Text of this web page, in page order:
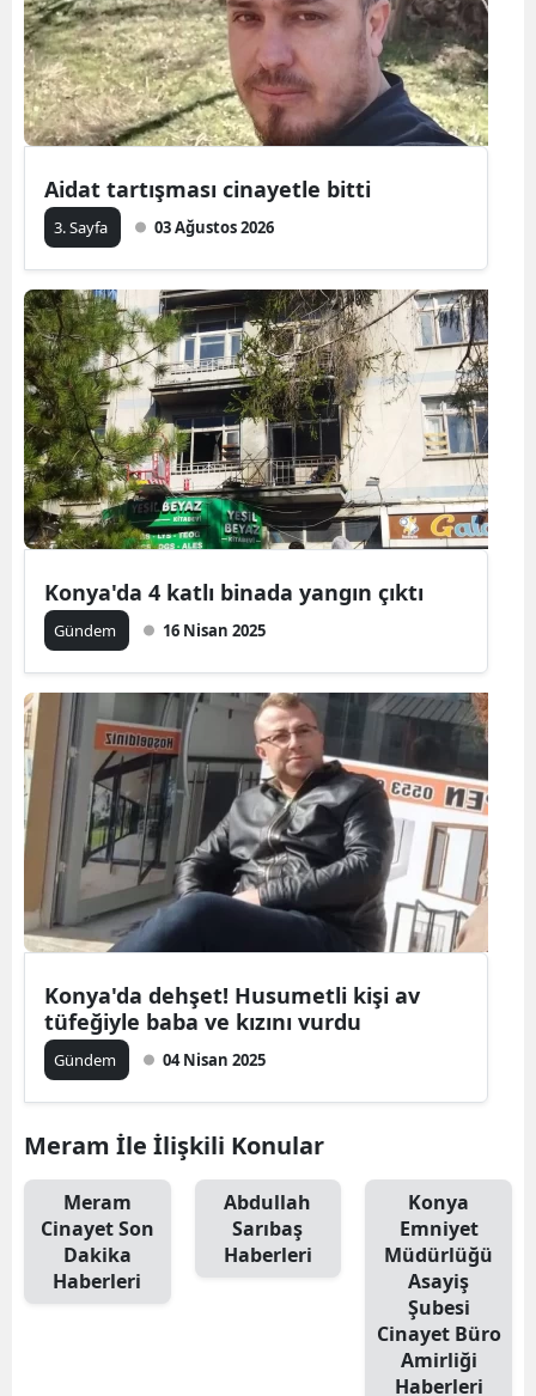
Aidat tartışması cinayetle bitti
3. Sayfa 03 Ağustos 2026
Konya'da 4 katlı binada yangın çıktı
Gündem 16 Nisan 2025
Konya'da dehşet! Husumetli kişi av
tüfeğiyle baba ve kızını vurdu
Gündem 04 Nisan 2025
Meram İle İlişkili Konular
Meram
Cinayet Son
Dakika
Haberleri
Abdullah
Sarıbaş
Haberleri
Konya
Emniyet
Müdürlüğü
Asayiş
Şubesi
Cinayet Büro
Amirliği
Haberleri